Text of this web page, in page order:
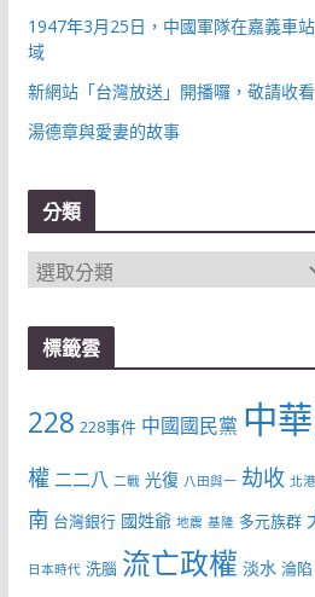
1947年3月25日，中國軍隊在嘉義車
域
新網站「台灣放送」開播囉，敬請收看
湯德章與愛妻的故事
分類
分
標籤雲
228 228事件 中國國民黨 中
權 二二八 二戰 光復 八田與一 劫收 北
南 台灣銀行 國姓爺 地震 基隆 多元族群
日本時代 洗腦 流亡政權 淡水 淪陷